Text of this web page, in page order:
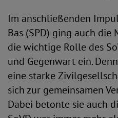
Im anschließenden
Bas (SPD) ging auch
die wichtige Rolle des
und Gegenwart ein.
eine starke
sich zur gemeinsamen
Dabei betonte sie auch